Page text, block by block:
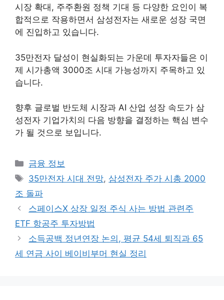
시장 확대, 주주환원 정책 기대 등 다양한 요인이 복
합적으로 작용하면서 삼성전자는 새로운 성장 국면
에 진입하고 있습니다.
35만전자 달성이 현실화되는 가운데 투자자들은 이
제 시가총액 3000조 시대 가능성까지 주목하고 있
습니다.
향후 글로벌 반도체 시장과 AI 산업 성장 속도가 삼
성전자 기업가치의 다음 방향을 결정하는 핵심 변수
가 될 것으로 보입니다.
카
테
리
금융 정보
태
그
35만전자 시대 전망, 삼성전자 주가 시총 2000
조 돌파
스페이스X 상장 일정 주식 사는 방법 관련주
ETF 항공주 투자방법
소득공백 정년연장 논의, 평균 54세 퇴직과 65
세 연금 사이 베이비부머 현실 정리